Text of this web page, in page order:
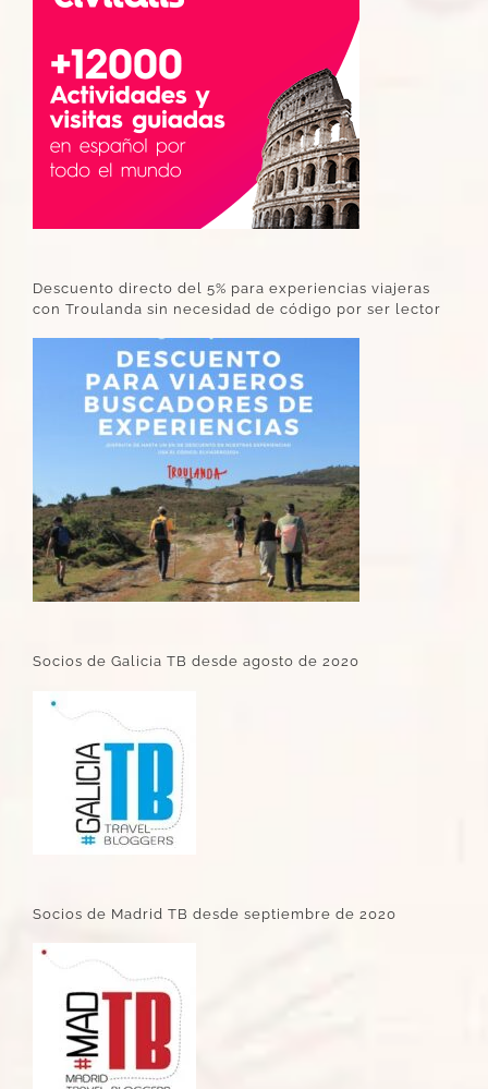
Descuento directo del 5% para experiencias viajeras
con Troulanda sin necesidad de código por ser lector
Socios de Galicia TB desde agosto de 2020
Socios de Madrid TB desde septiembre de 2020